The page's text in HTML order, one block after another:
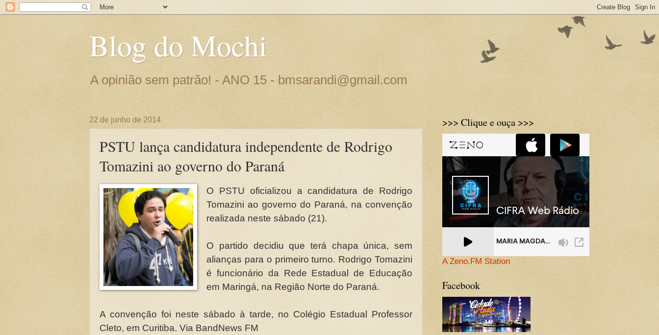
Blog do Mochi
A opinião sem patrão! - ANO 15 - bmsarandi@gmail.com
22 de junho de 2014
PSTU lança candidatura independente de Rodrigo
Tomazini ao governo do Paraná
O PSTU oficializou a candidatura de Rodrigo
Tomazini ao governo do Paraná, na convenção
realizada neste sábado (21).
O partido decidiu que terá chapa única, sem
alianças para o primeiro turno. Rodrigo Tomazini
é funcionário da Rede Estadual de Educação
em Maringá, na Região Norte do Paraná.
A convenção foi neste sábado à tarde, no Colégio Estadual Professor
Cleto, em Curitiba. Via BandNews FM
>>> Clique e ouça >>>
A Zeno.FM Station
Facebook